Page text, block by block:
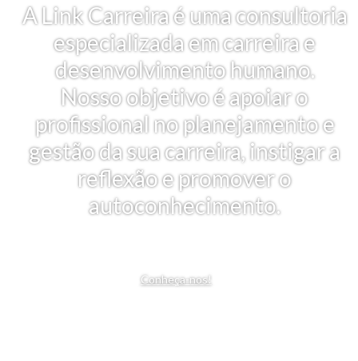
A Link Carreira é uma consultoria
especializada em carreira e
desenvolvimento humano.
Nosso objetivo é apoiar o
profissional no planejamento e
gestão da sua carreira, instigar a
reflexão e promover o
autoconhecimento.
Conheça-nos!